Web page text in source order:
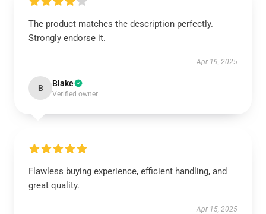
The product matches the description perfectly.
Strongly endorse it.
Apr 19, 2025
B Blake
Verified owner
Flawless buying experience, efficient handling, and
great quality.
Apr 15, 2025